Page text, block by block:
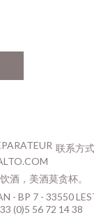
联系方式
酒，美酒莫贪杯。
- BP 7 - 33550
(0)5 56 72 14 38